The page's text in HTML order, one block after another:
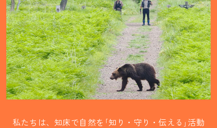
私たちは、知床で自然を｢知り・守り・伝える｣活動